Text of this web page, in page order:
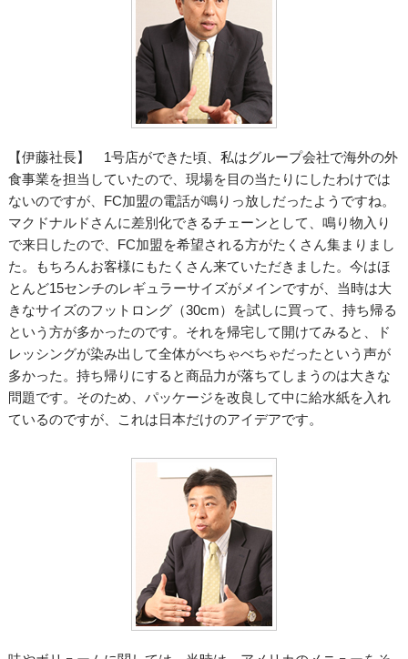
【伊藤社長】 1号店ができた頃、私はグループ会社で海外の外
食事業を担当していたので、現場を目の当たりにしたわけでは
ないのですが、FC加盟の電話が鳴りっ放しだったようですね。
マクドナルドさんに差別化できるチェーンとして、鳴り物入り
で来日したので、FC加盟を希望される方がたくさん集まりまし
た。もちろんお客様にもたくさん来ていただきました。今はほ
とんど15センチのレギュラーサイズがメインですが、当時は大
きなサイズのフットロング（30cm）を試しに買って、持ち帰る
という方が多かったのです。それを帰宅して開けてみると、ド
レッシングが染み出して全体がべちゃべちゃだったという声が
多かった。持ち帰りにすると商品力が落ちてしまうのは大きな
問題です。そのため、パッケージを改良して中に給水紙を入れ
ているのですが、これは日本だけのアイデアです。